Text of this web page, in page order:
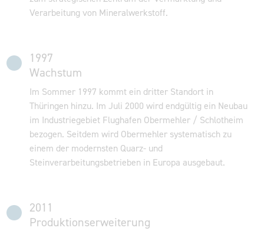
Verarbeitung von Mineralwerkstoff.
1997
Wachstum
Im Sommer 1997 kommt ein dritter Standort in
Thüringen hinzu. Im Juli 2000 wird endgültig ein Neubau
im Industriegebiet Flughafen Obermehler / Schlotheim
bezogen. Seitdem wird Obermehler systematisch zu
einem der modernsten Quarz- und
Steinverarbeitungsbetrieben in Europa ausgebaut.
2011
Produktionserweiterung